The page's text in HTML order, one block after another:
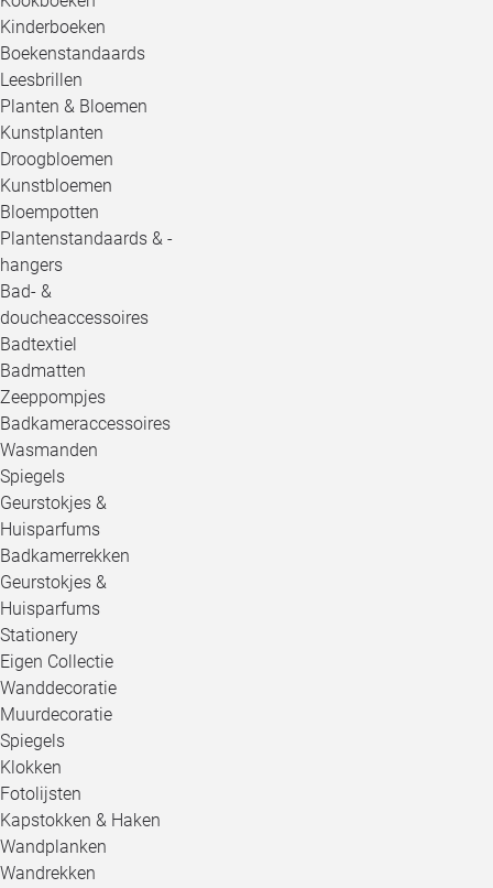
Kinderboeken
Boekenstandaards
Leesbrillen
Planten & Bloemen
Kunstplanten
Droogbloemen
Kunstbloemen
Bloempotten
Plantenstandaards & -
hangers
Bad- &
doucheaccessoires
Badtextiel
Badmatten
Zeeppompjes
Badkameraccessoires
Wasmanden
Spiegels
Geurstokjes &
Huisparfums
Badkamerrekken
Geurstokjes &
Huisparfums
Stationery
Eigen Collectie
Wanddecoratie
Muurdecoratie
Spiegels
Klokken
Fotolijsten
Kapstokken & Haken
Wandplanken
Wandrekken